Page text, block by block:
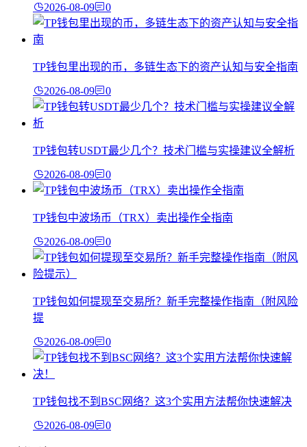
2026-08-09 0
TP钱包里出现的币，多链生态下的资产认知与安全指南
2026-08-09 0
TP钱包转USDT最少几个？技术门槛与实操建议全解析
2026-08-09 0
TP钱包中波场币（TRX）卖出操作全指南
2026-08-09 0
TP钱包如何提现至交易所？新手完整操作指南（附风险
提
2026-08-09 0
TP钱包找不到BSC网络？这3个实用方法帮你快速解决
2026-08-09 0